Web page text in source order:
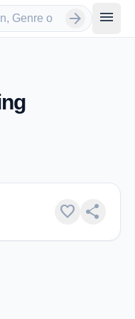
arrow_forward menu
favorite share